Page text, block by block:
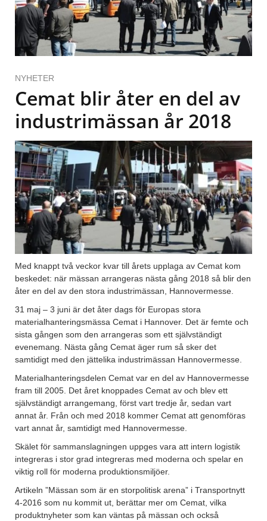
NYHETER
Cemat blir åter en del av
industrimässan år 2018
Med knappt två veckor kvar till årets upplaga av Cemat kom
beskedet: när mässan arrangeras nästa gång 2018 så blir den
åter en del av den stora industrimässan, Hannovermesse.
31 maj – 3 juni är det åter dags för Europas stora
materialhanteringsmässa Cemat i Hannover. Det är femte och
sista gången som den arrangeras som ett självständigt
evenemang. Nästa gång Cemat äger rum så sker det
samtidigt med den jättelika industrimässan Hannovermesse.
Materialhanteringsdelen Cemat var en del av Hannovermesse
fram till 2005. Det året knoppades Cemat av och blev ett
självständigt arrangemang, först vart tredje år, sedan vart
annat år. Från och med 2018 kommer Cemat att genomföras
vart annat år, samtidigt med Hannovermesse.
Skälet för sammanslagningen uppges vara att intern logistik
integreras i stor grad integreras med moderna och spelar en
viktig roll för moderna produktionsmiljöer.
Artikeln ”Mässan som är en storpolitisk arena” i Transportnytt
4-2016 som nu kommit ut, berättar mer om Cemat, vilka
produktnyheter som kan väntas på mässan och också